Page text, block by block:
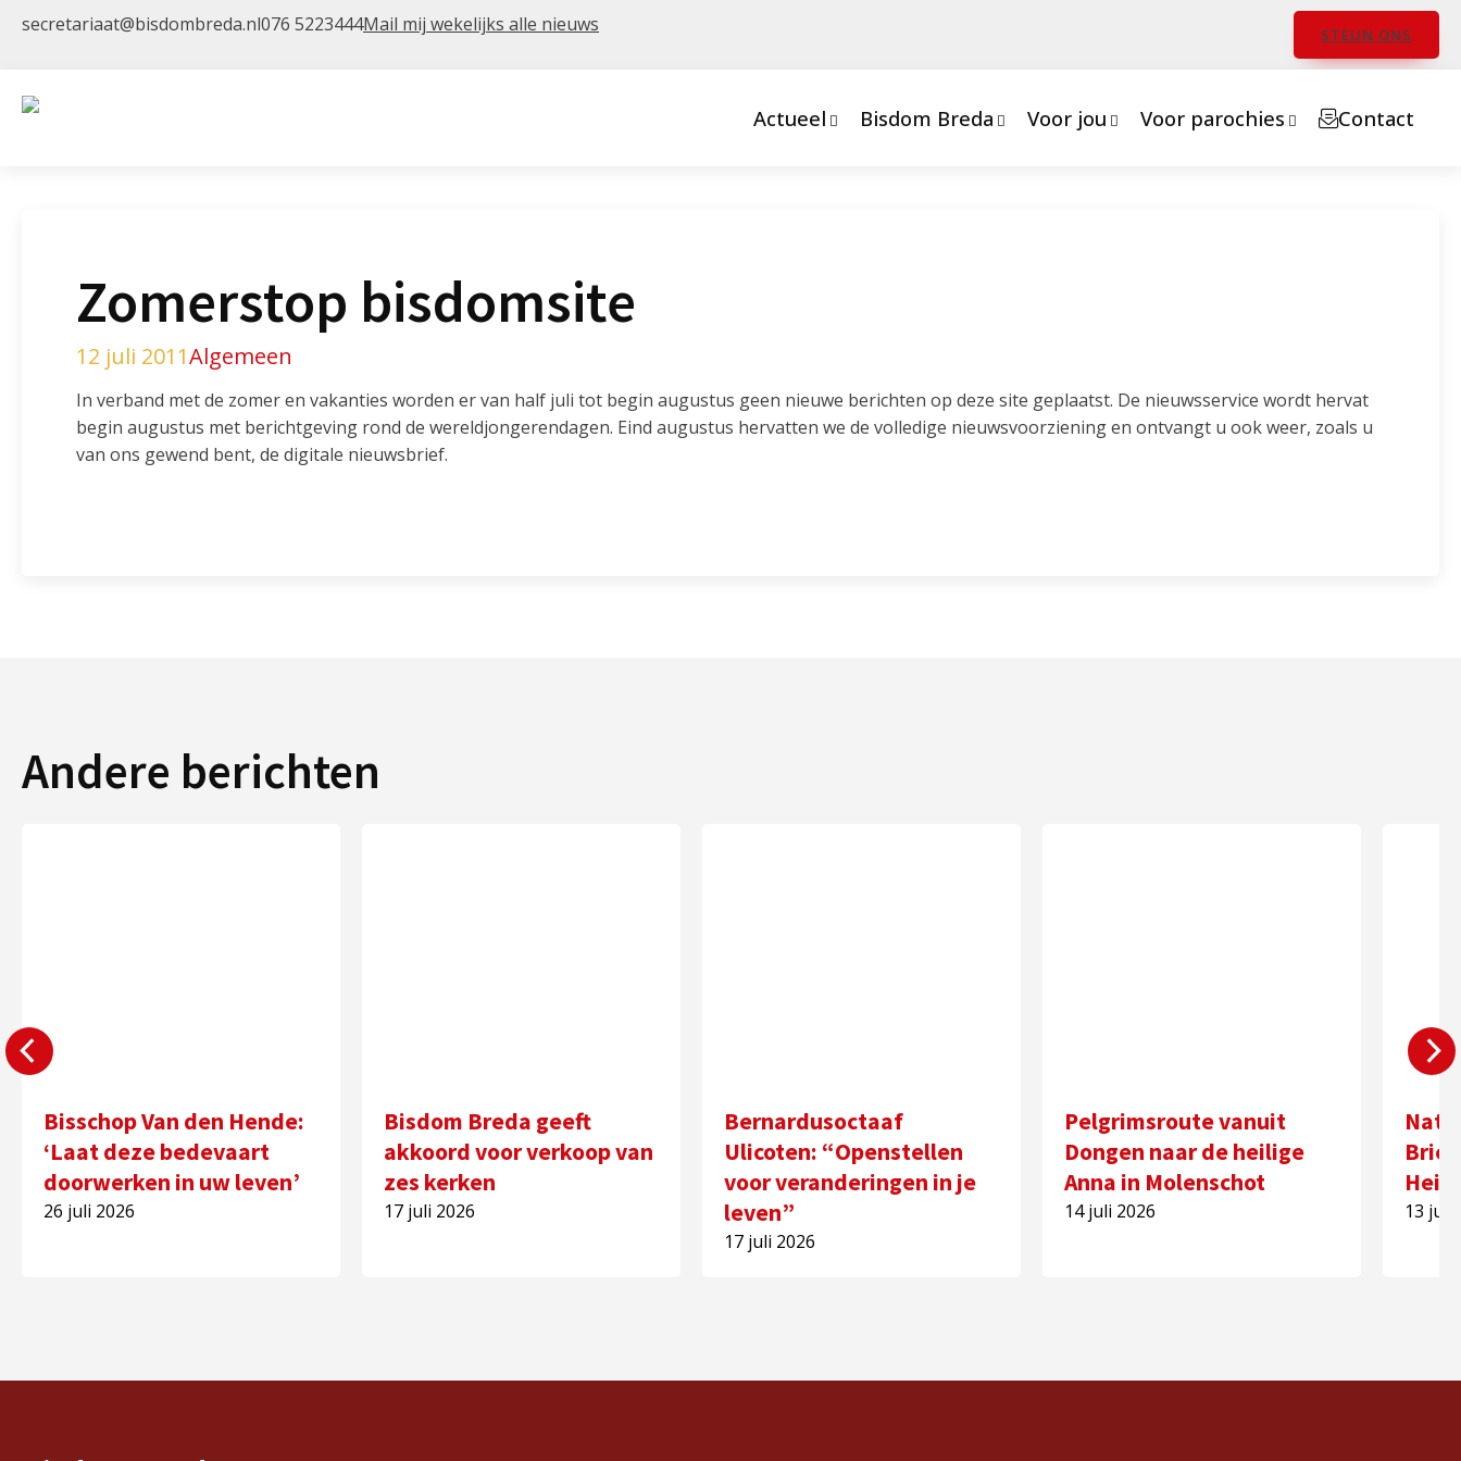
secretariaat@bisdombreda.nl076 5223444Mail mij wekelijks alle nieuws STEUN ONS
Actueel Bisdom Breda Voor jou Voor parochies Contact
Zomerstop bisdomsite
12 juli 2011Algemeen
In verband met de zomer en vakanties worden er van half juli tot begin augustus geen nieuwe berichten op deze site geplaatst. De nieuwsservice wordt hervat
begin augustus met berichtgeving rond de wereldjongerendagen. Eind augustus hervatten we de volledige nieuwsvoorziening en ontvangt u ook weer, zoals u
van ons gewend bent, de digitale nieuwsbrief.
Andere berichten
Bisschop Van den Hende:
‘Laat deze bedevaart
doorwerken in uw leven’
26 juli 2026
Bisdom Breda geeft
akkoord voor verkoop van
zes kerken
17 juli 2026
Bernardusoctaaf
Ulicoten: “Openstellen
voor veranderingen in je
leven”
17 juli 2026
Pelgrimsroute vanuit
Dongen naar de heilige
Anna in Molenschot
14 juli 2026 13 juli